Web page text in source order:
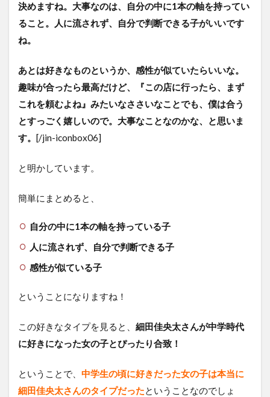
決めますね。大事なのは、自分の中に1本の軸を持ってい
ること。人に流されず、自分で判断できる子がいいです
ね。
あとは好きなものというか、感性が似ていたらいいな。
趣味が合ったら最高だけど、『この店に行ったら、まず
これを頼むよね』みたいなささいなことでも、僕は合う
とすっごく嬉しいので。大事なことなのかな、と思いま
す。
[/jin-iconbox06]
と明かしています。
簡単にまとめると、
自分の中に1本の軸を持っている子
人に流されず、自分で判断できる子
感性が似ている子
ということになりますね！
この好きなタイプを見ると、 細田佳央太さんが中学時代
に好きになった女の子とぴったり合致！
ということで、 中学生の頃に好きだった女の子は本当に
細田佳央太さんのタイプだったということなのでしょ